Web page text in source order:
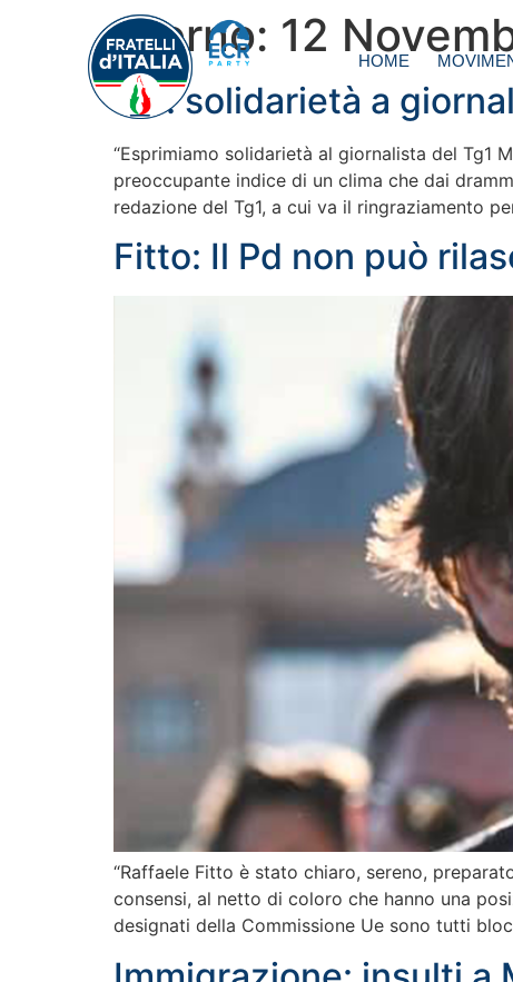
HOME
Giorno: 12
Rai: solidarietà a
“Esprimiamo solidarietà al giornalista del Tg1
preoccupante indice di un clima che dai
redazione del Tg1, a cui va il ringraziamento
Fitto: Il Pd non può
“Raffaele Fitto è stato chiaro, sereno,
consensi, al netto di coloro che hanno una
designati della Commissione Ue sono tutti